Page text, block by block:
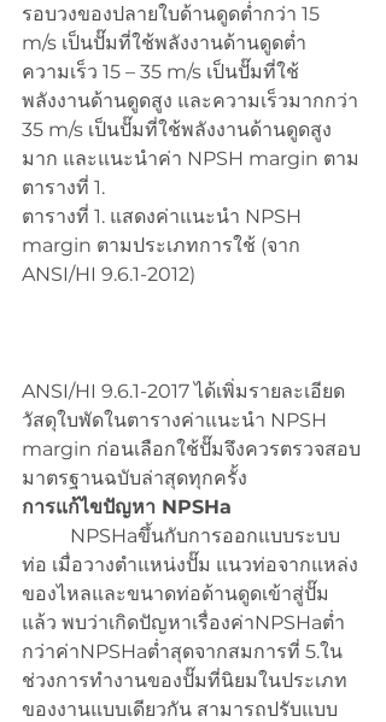
รอบวงของปลายใบด้านดูดต่ำกว่า 15
m/s เป็นปั๊มที่ใช้พลังงานด้านดูดต่ำ
ความเร็ว 15 – 35 m/s เป็นปั๊มที่ใช้
พลังงานด้านดูดสูง และความเร็วมากกว่า
35 m/s เป็นปั๊มที่ใช้พลังงานด้านดูดสูง
มาก และแนะนำค่า NPSH margin ตาม
ตารางที่ 1.
ตารางที่ 1. แสดงค่าแนะนำ NPSH
margin ตามประเภทการใช้ (จาก
ANSI/HI 9.6.1-2012)
ANSI/HI 9.6.1-2017 ได้เพิ่มรายละเอียด
วัสดุใบพัดในตารางค่าแนะนำ NPSH
margin ก่อนเลือกใช้ปั๊มจึงควรตรวจสอบ
มาตรฐานฉบับล่าสุดทุกครั้ง
การแก้ไขปัญหา NPSHa
NPSHaขึ้นกับการออกแบบระบบ
ท่อ เมื่อวางตำแหน่งปั๊ม แนวท่อจากแหล่ง
ของไหลและขนาดท่อด้านดูดเข้าสู่ปั๊ม
แล้ว พบว่าเกิดปัญหาเรื่องค่าNPSHaต่ำ
กว่าค่าNPSHaต่ำสุดจากสมการที่ 5.ใน
ช่วงการทำงานของปั๊มที่นิยมในประเภท
ของงานแบบเดียวกัน สามารถปรับแบบ